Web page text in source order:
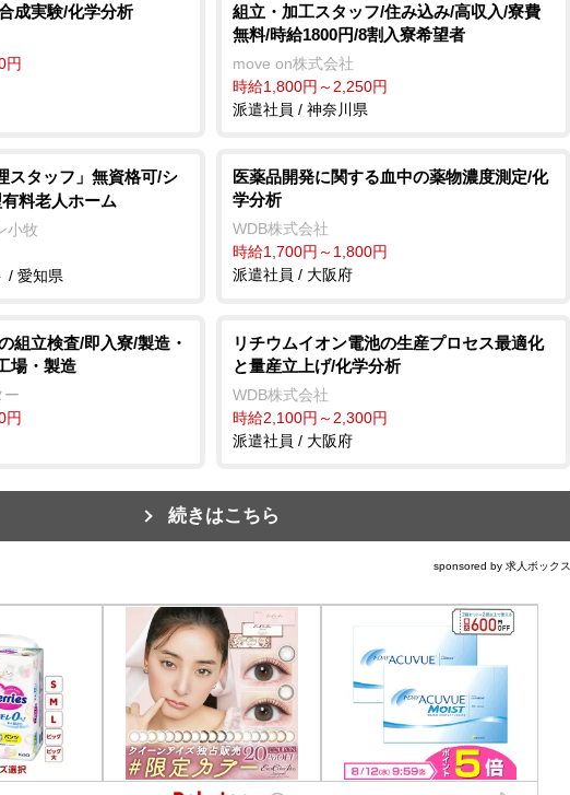
成実験/化学分析
円
組立・加工スタッフ/住み込み/高収入/寮費
無料/時給1800円/8割入寮希望者
move on株式会社
時給1,800円～2,250円
派遣社員 / 神奈川県
スタッフ」無資格可/シ
料老人ホーム
小牧
/ 愛知県
医薬品開発に関する血中の薬物濃度測定/化
学分析
WDB株式会社
時給1,700円～1,800円
派遣社員 / 大阪府
組立検査/即入寮/製造・
場・製造
ー
円
リチウムイオン電池の生産プロセス最適化
と量産立上げ/化学分析
WDB株式会社
時給2,100円～2,300円
派遣社員 / 大阪府
続きはこちら
sponsored by 求人ボックス